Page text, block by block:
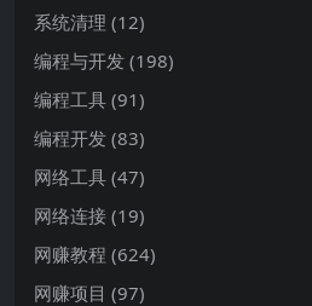
系统清理 (12)
编程与开发 (198)
编程工具 (91)
编程开发 (83)
网络工具 (47)
网络连接 (19)
网赚教程 (624)
网赚项目 (97)